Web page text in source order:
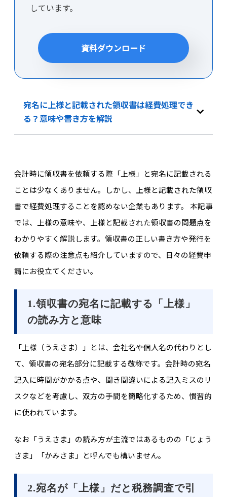
しています。
資料ダウンロード
宛名に上様と記載された領収書は経費処理でき
る？意味や書き方を解説
会計時に領収書を依頼する際「上様」と宛名に記載される
ことは少なくありません。しかし、上様と記載された領収
書で経費処理することを認めない企業もあります。 本記事
では、上様の意味や、上様と記載された領収書の問題点を
わかりやすく解説します。領収書の正しい書き方や発行を
依頼する際の注意点も紹介していますので、日々の経費申
請にお役立てください。
1.領収書の宛名に記載する「上様」
の読み方と意味
「上様（うえさま）」とは、会社名や個人名の代わりとし
て、領収書の宛名部分に記載する敬称です。会計時の宛名
記入に時間がかかる点や、聞き間違いによる記入ミスのリ
スクなどを考慮し、双方の手間を簡略化するため、慣習的
に使われています。
なお「うえさま」の読み方が主流ではあるものの「じょう
さま」「かみさま」と呼んでも構いません。
2.宛名が「上様」だと税務調査で引